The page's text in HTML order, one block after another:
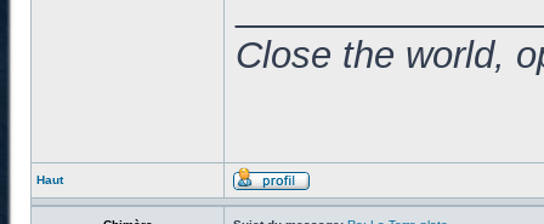
Close the world,
Haut